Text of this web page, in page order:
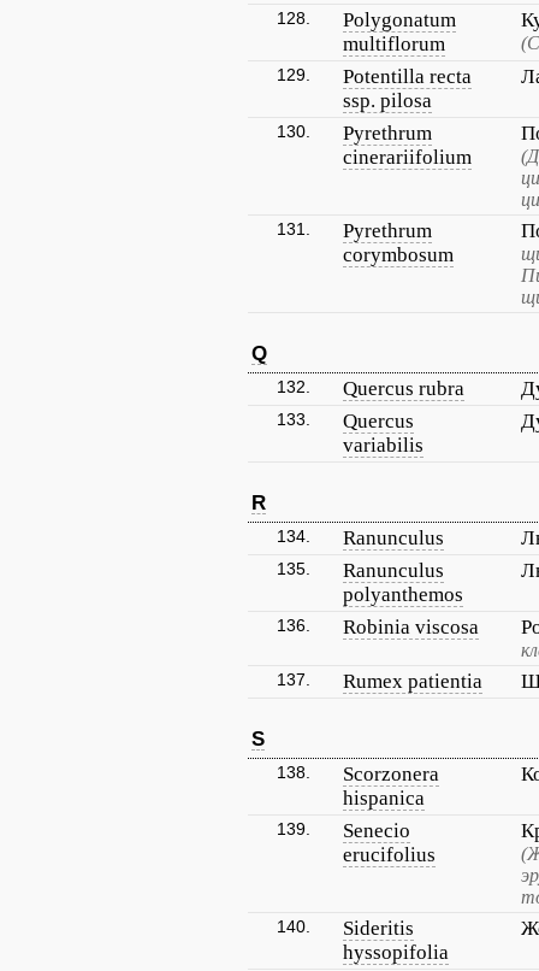
128.
Polygonatum
multiflorum
129.
Potentilla recta
ssp. pilosa
130.
Pyrethrum
cinerariifolium
131.
Pyrethrum
corymbosum
Q
132. Quercus rubra
133.
Quercus
variabilis
R
134. Ranunculus
135.
Ranunculus
polyanthemos
136. Robinia viscosa
137. Rumex patientia
S
138.
Scorzonera
hispanica
139.
Senecio
erucifolius
140.
Sideritis
hyssopifolia